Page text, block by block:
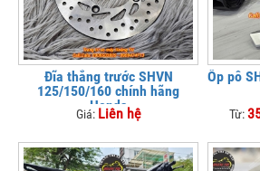
Đĩa thắng trước SHVN
125/150/160 chính hãng
Honda
Giá: Liên hệ
Ốp pô
Từ: